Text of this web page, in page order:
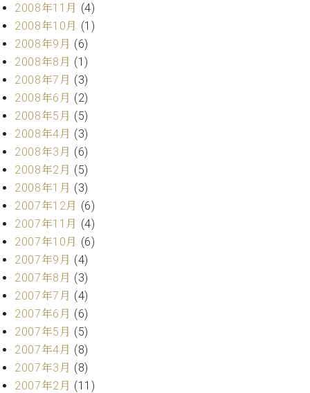
2008年11月 (4)
2008年10月 (1)
2008年9月 (6)
2008年8月 (1)
2008年7月 (3)
2008年6月 (2)
2008年5月 (5)
2008年4月 (3)
2008年3月 (6)
2008年2月 (5)
2008年1月 (3)
2007年12月 (6)
2007年11月 (4)
2007年10月 (6)
2007年9月 (4)
2007年8月 (3)
2007年7月 (4)
2007年6月 (6)
2007年5月 (5)
2007年4月 (8)
2007年3月 (8)
2007年2月 (11)